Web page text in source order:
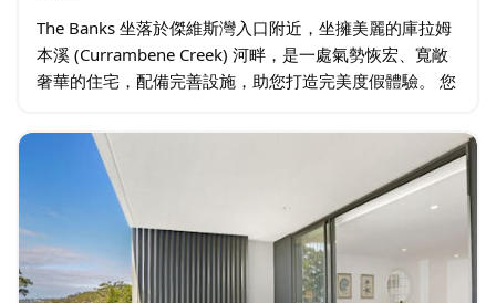
The Banks 坐落於傑維斯灣入口附近，坐擁美麗的庫拉姆
本溪 (Currambene Creek) 河畔，是一處氣勢恢宏、寬敞
奢華的住宅，配備完善設施，助您打造完美度假體驗。 您
麗的紅樹林…